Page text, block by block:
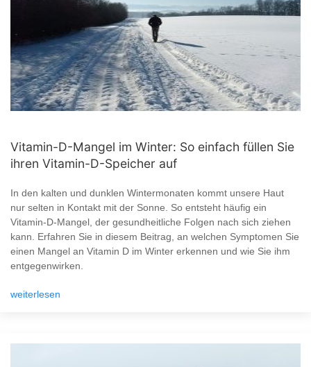
Vitamin-D-Mangel im Winter: So einfach füllen Sie
ihren Vitamin-D-Speicher auf
In den kalten und dunklen Wintermonaten kommt unsere Haut
nur selten in Kontakt mit der Sonne. So entsteht häufig ein
Vitamin-D-Mangel, der gesundheitliche Folgen nach sich ziehen
kann. Erfahren Sie in diesem Beitrag, an welchen Symptomen Sie
einen Mangel an Vitamin D im Winter erkennen und wie Sie ihm
entgegenwirken.
weiterlesen